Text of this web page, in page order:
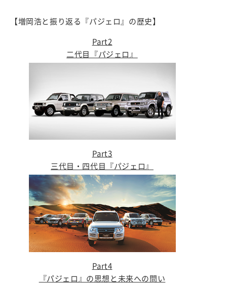
【増岡浩と振り返る『パジェロ』の歴史】
Part2
二代目『パジェロ』
Part3
三代目・四代目『パジェロ』
Part4
『パジェロ』の思想と未来への問い